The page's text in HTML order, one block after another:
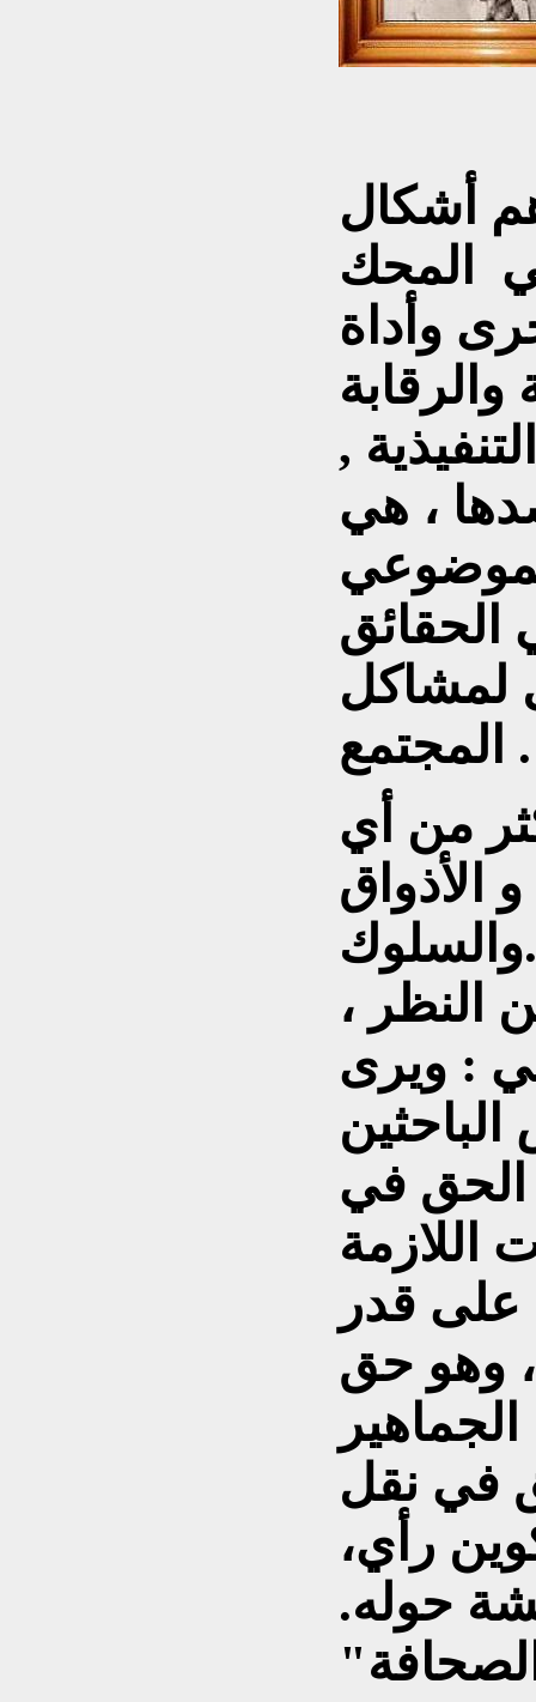
أشكال
المحك
وأداة
,
، هي
الحقائق
لمشاكل
المجتمع .
من أي
الأذواق
والسلوك.
، ان حرية الصحافة يمكن النظر
: ويرى
الحق في
اللازمة
على قدر
وهو حق
في نقل
رأي،
حوله.